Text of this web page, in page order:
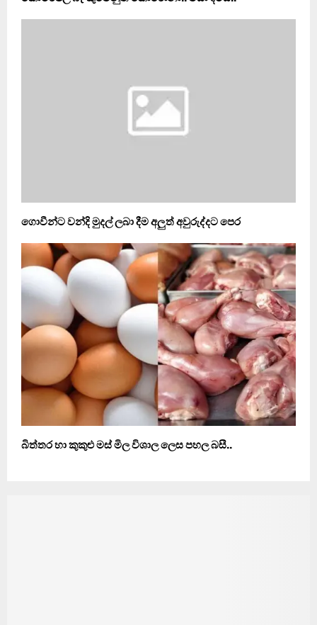
ගොවීන්ට වන්දි මුදල් ලබා දීම අලුත් අවුරුද්දට පෙර
බිත්තර හා කුකුළු මස් මිල විශාල ලෙස පහල බසී..